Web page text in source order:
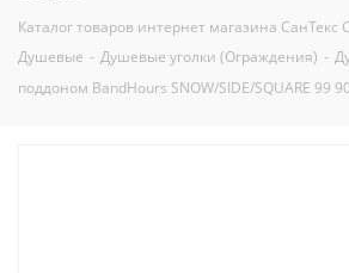
Каталог товаров интернет магазина СанТекс
Душевые - Душевые уголки (Ограждения) -
поддоном BandHours SNOW/SIDE/SQUARE 99